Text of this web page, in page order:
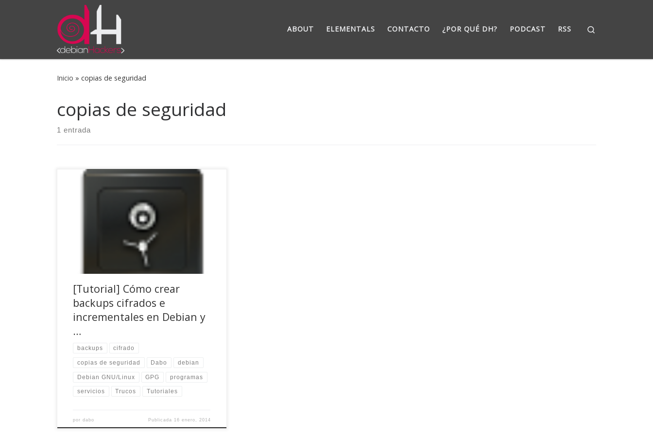
Saltar al contenido
ABOUT ELEMENTALS CONTACTO ¿POR QUÉ DH? PODCAST RSS
Inicio » copias de seguridad
copias de seguridad
1 entrada
Ya he comentado en algún podcast que por lo
general, siempre suelo instalar mis máquinas
Debian (escritorio) con LVM cifrando la raíz,
/home y la swap (una buena «feature» de
Debian, si cifras vía dm-crypt tu /home, por
seguridad te obliga desde el instalador a cifrar la
[Tutorial] Cómo crear
backups cifrados e
incrementales en Debian y
…
backups cifrado
copias de seguridad Dabo debian
Debian GNU/Linux GPG programas
servicios Trucos Tutoriales
pordabo Publicada 16 enero, 2014